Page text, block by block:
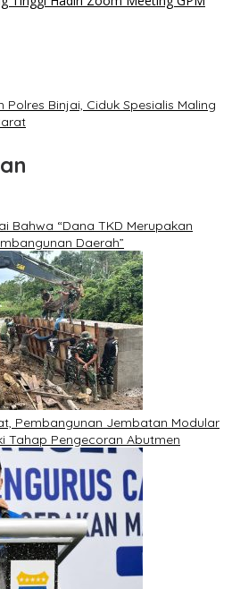
Binjai, Ciduk Spesialis Maling
Bahwa “Dana TKD Merupakan
Daerah”
Pembangunan Jembatan Modular
Tahap Pengecoran Abutmen